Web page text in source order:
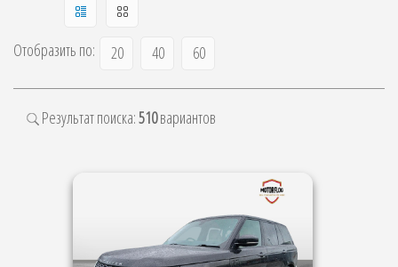
Отобразить по: 20 40 60
Результат поиска:510вариантов